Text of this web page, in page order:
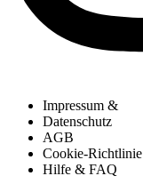
Impressum &
Datenschutz
AGB
Cookie-Richtlinie
Hilfe & FAQ